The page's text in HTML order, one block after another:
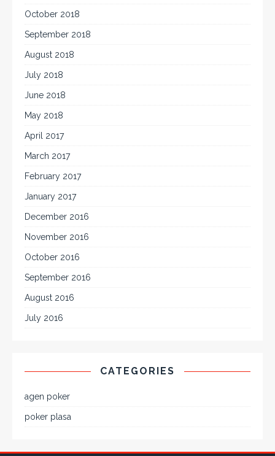
October 2018
September 2018
August 2018
July 2018
June 2018
May 2018
April 2017
March 2017
February 2017
January 2017
December 2016
November 2016
October 2016
September 2016
August 2016
July 2016
CATEGORIES
agen poker
poker plasa